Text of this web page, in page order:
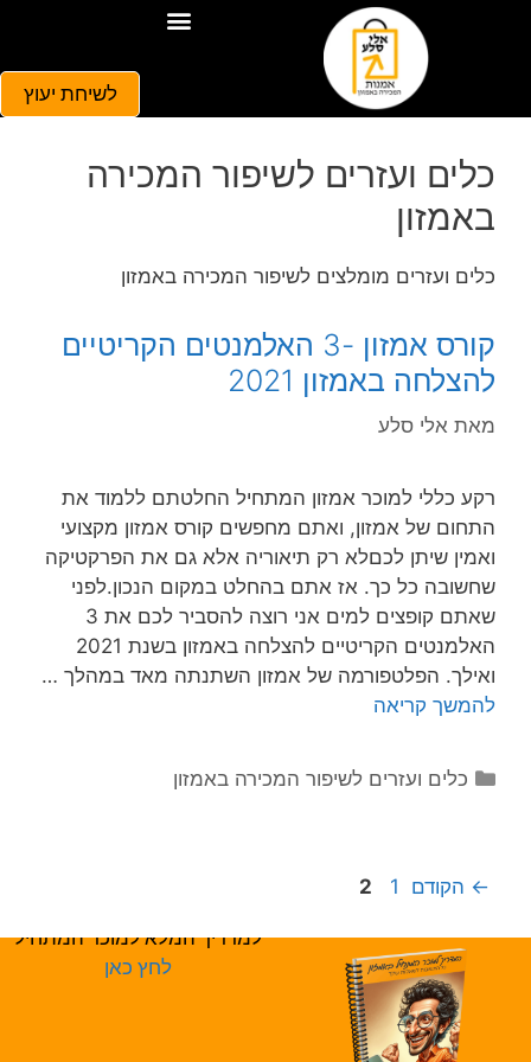
לשיחת יעוץ
כלים ועזרים לשיפור המכירה
באמזון
כלים ועזרים מומלצים לשיפור המכירה באמזון
קורס אמזון -3 האלמנטים הקריטיים
להצלחה באמזון 2021
מאת אלי סלע
רקע כללי למוכר אמזון המתחיל החלטתם ללמוד את
התחום של אמזון, ואתם מחפשים קורס אמזון מקצועי
ואמין שיתן לכםלא רק תיאוריה אלא גם את הפרקטיקה
שחשובה כל כך. אז אתם בהחלט במקום הנכון.לפני
שאתם קופצים למים אני רוצה להסביר לכם את 3
האלמנטים הקריטיים להצלחה באמזון בשנת 2021
ואילך. הפלטפורמה של אמזון השתנתה מאד במהלך …
להמשך קריאה
כלים ועזרים לשיפור המכירה באמזון
← הקודם 1
2
למדריך המלא למוכר המתחיל
לחץ כאן